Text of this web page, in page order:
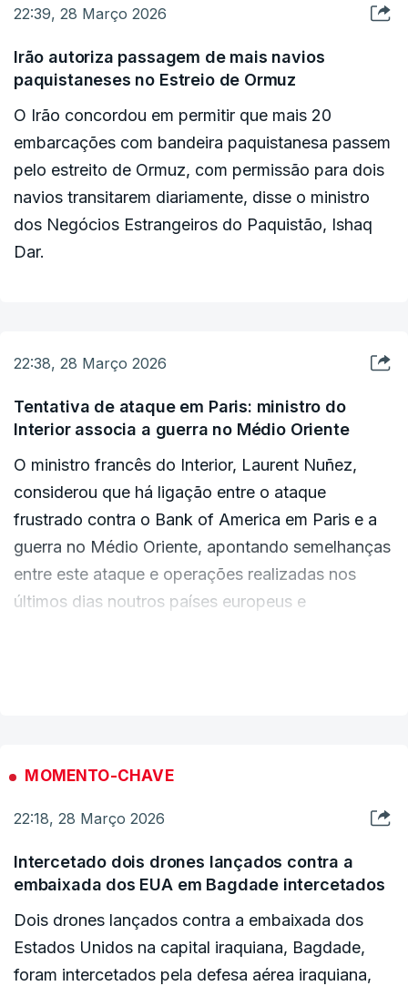
22:39, 28 Março 2026
Irão autoriza passagem de mais navios
paquistaneses no Estreio de Ormuz
O Irão concordou em permitir que mais 20
embarcações com bandeira paquistanesa passem
pelo estreito de Ormuz, com permissão para dois
navios transitarem diariamente, disse o ministro
dos Negócios Estrangeiros do Paquistão, Ishaq
Dar.
22:38, 28 Março 2026
Tentativa de ataque em Paris: ministro do
Interior associa a guerra no Médio Oriente
O ministro francês do Interior, Laurent Nuñez,
considerou que há ligação entre o ataque
frustrado contra o Bank of America em Paris e a
guerra no Médio Oriente, apontando semelhanças
entre este ataque e operações realizadas nos
últimos dias noutros países europeus e
europeus", como a Holanda.
"Estou a estabelecer uma ligação com as ações
bem-sucedidas" e foram seguidas de
pequeno grupo que fez referência ao conflito",
disse.
MOMENTO-CHAVE
22:18, 28 Março 2026
Intercetado dois drones lançados contra a
embaixada dos EUA em Bagdade intercetados
Dois drones lançados contra a embaixada dos
Estados Unidos na capital iraquiana, Bagdade,
foram intercetados pela defesa aérea iraquiana,